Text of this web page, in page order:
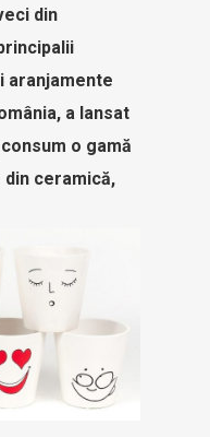
din
aranjamente
a lansat
o gamă
ceramică,